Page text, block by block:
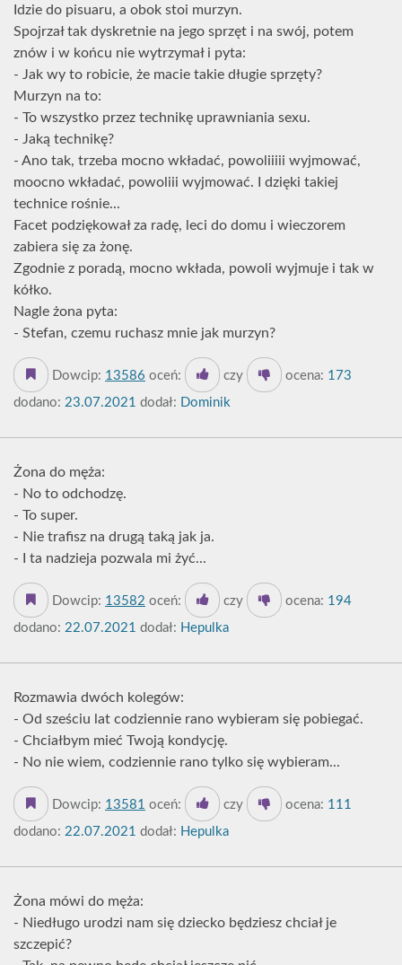
Idzie do pisuaru, a obok stoi murzyn.
Spojrzał tak dyskretnie na jego sprzęt i na swój, potem
znów i w końcu nie wytrzymał i pyta:
- Jak wy to robicie, że macie takie długie sprzęty?
Murzyn na to:
- To wszystko przez technikę uprawniania sexu.
- Jaką technikę?
- Ano tak, trzeba mocno wkładać, powoliiiii wyjmować,
moocno wkładać, powoliii wyjmować. I dzięki takiej
technice rośnie...
Facet podziękował za radę, leci do domu i wieczorem
zabiera się za żonę.
Zgodnie z poradą, mocno wkłada, powoli wyjmuje i tak w
kółko.
Nagle żona pyta:
- Stefan, czemu ruchasz mnie jak murzyn?
Dowcip: 13586 oceń: czy ocena: 173
dodano: 23.07.2021 dodał: Dominik
Żona do męża:
- No to odchodzę.
- To super.
- Nie trafisz na drugą taką jak ja.
- I ta nadzieja pozwala mi żyć...
Dowcip: 13582 oceń: czy ocena: 194
dodano: 22.07.2021 dodał: Hepulka
Rozmawia dwóch kolegów:
- Od sześciu lat codziennie rano wybieram się pobiegać.
- Chciałbym mieć Twoją kondycję.
- No nie wiem, codziennie rano tylko się wybieram...
Dowcip: 13581 oceń: czy ocena: 111
dodano: 22.07.2021 dodał: Hepulka
Żona mówi do męża:
- Niedługo urodzi nam się dziecko będziesz chciał je
szczepić?